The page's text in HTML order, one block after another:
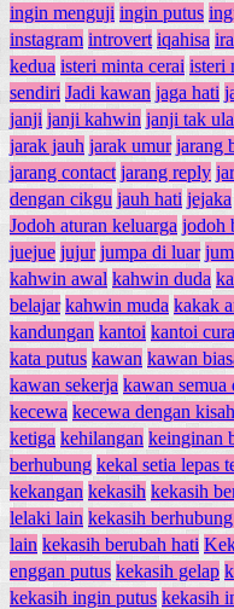
ingin menguji ingin putus
instagram introvert iqahisa ira
kedua isteri minta cerai isteri
sendiri Jadi kawan jaga hati
janji janji kahwin janji tak
jarak jauh jarak umur jarang
jarang contact jarang reply
dengan cikgu jauh hati jejaka
Jodoh aturan keluarga jodoh
juejue jujur jumpa di luar
kahwin awal kahwin duda
belajar kahwin muda kakak
kandungan kantoi kantoi
kata putus kawan kawan
kawan sekerja kawan semua
kecewa kecewa dengan
ketiga kehilangan keinginan
berhubung kekal setia lepas
kekangan kekasih kekasih
lelaki lain kekasih
lain kekasih berubah hati
enggan putus kekasih gelap
kekasih ingin putus kekasih